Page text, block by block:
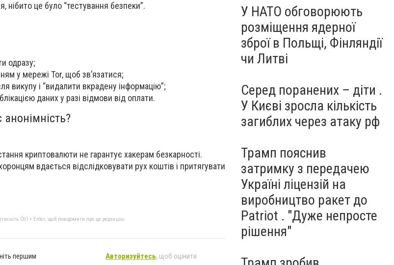
це було “тестування безпеки”.
одразу;
у мережі Tor, щоб зв’язатися;
викупу і “видалити вкрадену інформацію”;
даних у разі відмови від оплати.
криптовалюти не гарантує хакерам безкарності.
вдається відслідковувати рух коштів і притягувати
Ctrl + Enter, щоб повідомити про це редакцію
першим Авторизуйтесь, щоб оцінити
У НАТО обговорюють
розміщення ядерної
зброї в Польщі, Фінляндії
чи Литві
Серед поранених – діти .
У Києві зросла кількість
загиблих через атаку рф
Трамп пояснив
затримку з передачею
Україні ліцензій на
виробництво ракет до
Patriot . "Дуже непросте
рішення"